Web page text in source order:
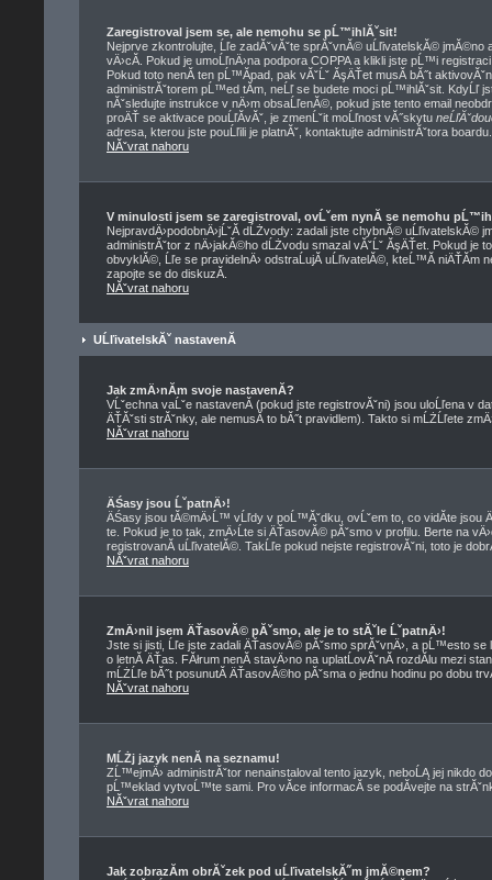
Zaregistroval jsem se, ale nemohu se pĹ™ihlĂˇsit!
Nejprve zkontrolujte, Ĺľe zadĂˇvĂˇte sprĂˇvnĂ© uĹľivatelskĂ©
vÄ›cĂ­. Pokud je umoĹľnÄ›na podpora COPPA a klikli jste pĹ™i
Pokud toto nenĂ­ ten pĹ™Ă­pad, pak vĂˇĹˇ ĂşÄŤet musĂ­ bĂ˝t
administrĂˇtorem pĹ™ed tĂ­m, neĹľ se budete moci pĹ™ihlĂˇsit. KdyĹľ
nĂˇsledujte instrukce v nÄ›m obsaĹľenĂ©, pokud jste tento email
proÄŤ se aktivace pouĹľĂ­vĂˇ, je zmenĹˇit moĹľnost vĂ˝skytu
adresa, kterou jste pouĹľili je platnĂˇ, kontaktujte administrĂˇtora boardu.
NĂˇvrat nahoru
V minulosti jsem se zaregistroval, ovĹˇem nynĂ­ se nemohu
NejpravdÄ›podobnÄ›jĹˇĂ­ dĹŻvody: zadali jste chybnĂ©
administrĂˇtor z nÄ›jakĂ©ho dĹŻvodu smazal vĂˇĹˇ ĂşÄŤet. Pokud
obvyklĂ©, Ĺľe se pravidelnÄ› odstraĹujĂ­ uĹľivatelĂ©, kteĹ™Ă­ niÄŤĂ­m
zapojte se do diskuzĂ­.
NĂˇvrat nahoru
UĹľivatelskĂˇ nastavenĂ­
Jak zmÄ›nĂ­m svoje nastavenĂ­?
VĹˇechna vaĹˇe nastavenĂ­ (pokud jste registrovĂˇni) jsou uloĹľena v
ÄŤĂˇsti strĂˇnky, ale nemusĂ­ to bĂ˝t pravidlem). Takto si mĹŻĹľete
NĂˇvrat nahoru
ÄŚasy jsou ĹˇpatnÄ›!
ÄŚasy jsou tĂ©mÄ›Ĺ™ vĹľdy v poĹ™Ăˇdku, ovĹˇem to, co vidĂ­te
te. Pokud je to tak, zmÄ›Ĺte si ÄŤasovĂ© pĂˇsmo v profilu. Berte na
registrovanĂ­ uĹľivatelĂ©. TakĹľe pokud nejste registrovĂˇni, toto je
NĂˇvrat nahoru
ZmÄ›nil jsem ÄŤasovĂ© pĂˇsmo, ale je to stĂˇle ĹˇpatnÄ›!
Jste si jisti, Ĺľe jste zadali ÄŤasovĂ© pĂˇsmo sprĂˇvnÄ›, a pĹ™esto se
o letnĂ­ ÄŤas. FĂłrum nenĂ­ stavÄ›no na uplatĹovĂˇnĂ­ rozdĂ­lu mezi
mĹŻĹľe bĂ˝t posunutĂ­ ÄŤasovĂ©ho pĂˇsma o jednu hodinu po dobu
NĂˇvrat nahoru
MĹŻj jazyk nenĂ­ na seznamu!
ZĹ™ejmÄ› administrĂˇtor nenainstaloval tento jazyk, neboĹĄ jej nikdo
pĹ™eklad vytvoĹ™te sami. Pro vĂ­ce informacĂ­ se podĂ­vejte na
NĂˇvrat nahoru
Jak zobrazĂ­m obrĂˇzek pod uĹľivatelskĂ˝m jmĂ©nem?